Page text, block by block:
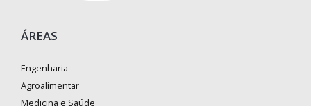
ÁREAS
Engenharia
Agroalimentar
Medicina e Saúde